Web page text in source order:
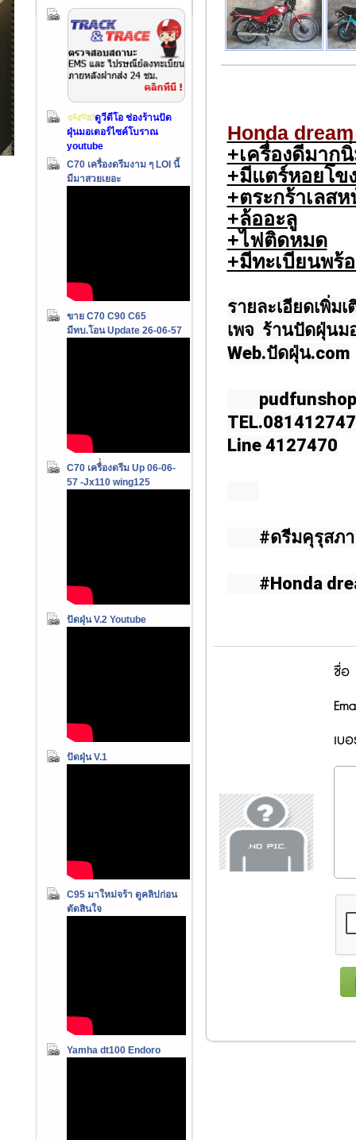
ดูวีดีโอ ช่องร้านปัด
ฝุ่นมอเตอร์ไซค์โบราณ
youtube
C70 เครื่องดรีมงาม ๆ LOI นี้
มีมาสวยเยอะ
ขาย C70 C90 C65
มีทบ.โอน Update 26-06-57
C70 เครื่่องดรีม Up 06-06-
57 -Jx110 wing125
ปัดฝุ่น V.2 Youtube
ปัดฝุ่น V.1
C95 มาใหม่จร้า ดูคลิปก่อน
ตัดสินใจ
Yamha dt100 Endoro
Honda
+เครื่องดีมาก
+มีแตร์หอยโข
+ตระกร้าเลสห
+ล้ออะลู
+ไฟติดหมด
+มีทะเบียนพร้
รายละเอียดเพิ่ม
เพจ ร้านปัดฝุ่นม
Web.ปัดฝุ่น.com
Line 4127470
#ดรีมคุรุสภ
#Honda
ชื่อ
เบ